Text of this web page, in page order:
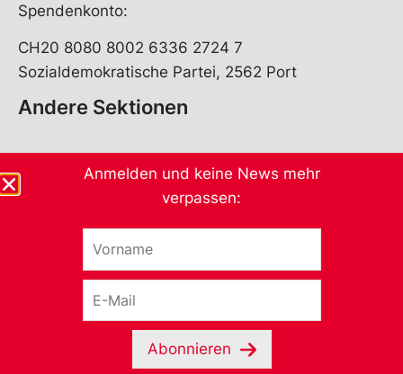
Spendenkonto:
CH20 8080 8002 6336 2724 7
Sozialdemokratische Partei, 2562 Port
Andere Sektionen
Anmelden und keine News mehr
verpassen:
r
m
M
Abonnieren